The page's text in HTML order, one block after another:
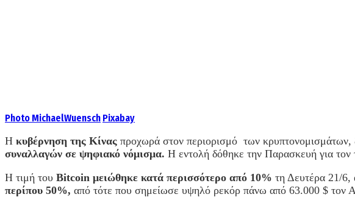
Photo MichaelWuensch Pixabay
Η κυβέρνηση της Κίνας προχωρά στον περιορισμό των κρυπτονομισμάτων,
συναλλαγών σε ψηφιακό νόμισμα. Η εντολή δόθηκε την Παρασκευή για τον
Η τιμή του Bitcoin μειώθηκε κατά περισσότερο από 10% τη Δευτέρα 21/6,
περίπου 50%, από τότε που σημείωσε υψηλό ρεκόρ πάνω από 63.000 $ τον